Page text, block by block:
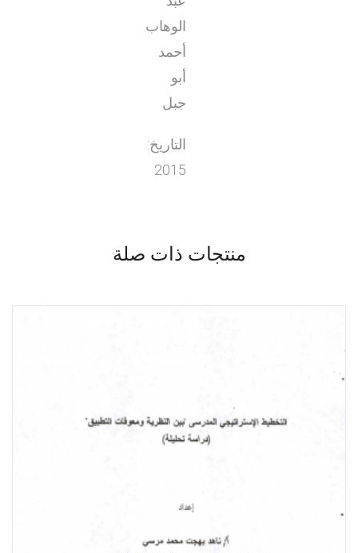
الوهاب
أحمد
أبو
جبل
التاريخ:
2015
منتجات ذات صلة